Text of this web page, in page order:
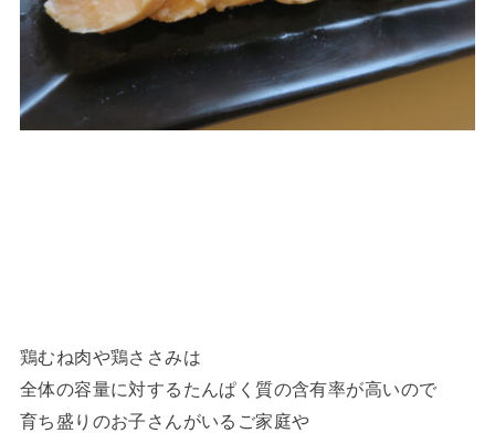
鶏むね肉や鶏ささみは
全体の容量に対するたんぱく質の含有率が高いので
育ち盛りのお子さんがいるご家庭や